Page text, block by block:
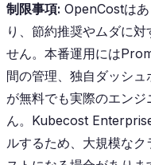
制限事項: OpenCostは
り、節約推奨やムダに
せん。本番運用には
間の管理、独自ダッシ
が無料でも実際のエン
ん。Kubecost
ルするため、大規模な